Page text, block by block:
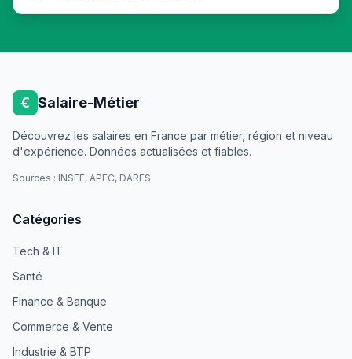
€ Salaire-Métier
Découvrez les salaires en France par métier, région et niveau
d'expérience. Données actualisées et fiables.
Sources : INSEE, APEC, DARES
Catégories
Tech & IT
Santé
Finance & Banque
Commerce & Vente
Industrie & BTP